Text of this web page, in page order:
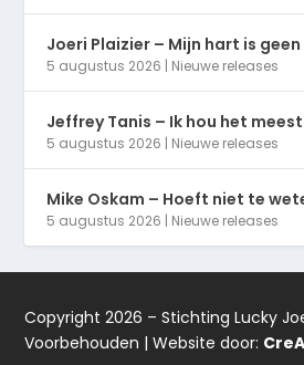
Joeri Plaizier – Mijn hart is
5 augustus 2026 | Nieuwe releases
Jeffrey Tanis – Ik hou het
5 augustus 2026 | Nieuwe releases
Mike Oskam – Hoeft niet te
5 augustus 2026 | Nieuwe releases
Copyright 2026 – Stichting Lucky
Voorbehouden | Website door: